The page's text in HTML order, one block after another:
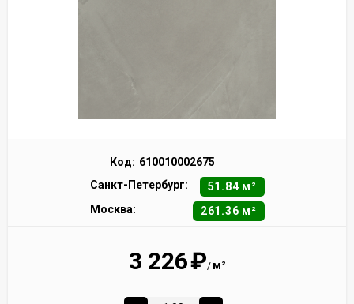
Код: 610010002675
Санкт-Петербург:
51.84 м²
Москва:
261.36 м²
3 226₽/ м²